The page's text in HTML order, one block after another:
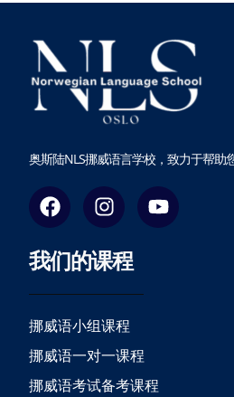
奥斯陆NLS挪威语言学校，致力于帮助
F
a
e
b
o
o
k
I
n
t
a
g
r
a
m
Y
o
我们的课程
挪威语小组课程
挪威语一对一课程
挪威语考试备考课程